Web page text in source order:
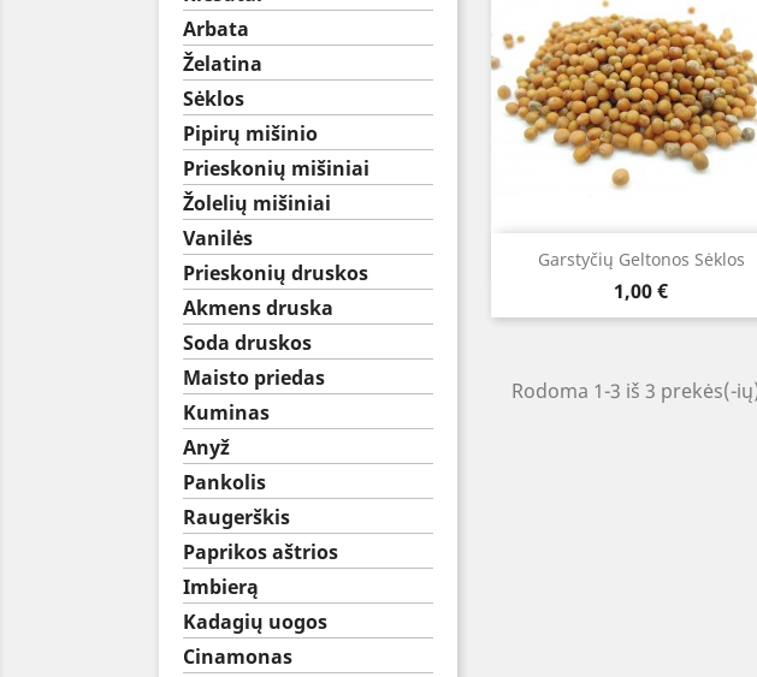
Arbata
Želatina
Sėklos
Pipirų mišinio
Prieskonių mišiniai
Žolelių mišiniai
Vanilės
Prieskonių druskos
Akmens druska
Soda druskos
Maisto priedas
Kuminas
Anyž
Pankolis
Raugerškis
Paprikos aštrios
Imbierą
Kadagių uogos
Cinamonas
Garstyčių Geltonos Sėklos
Kaina
1,00 €
Greita peržiūra
Rodoma 1-3 iš 3 prekės(-